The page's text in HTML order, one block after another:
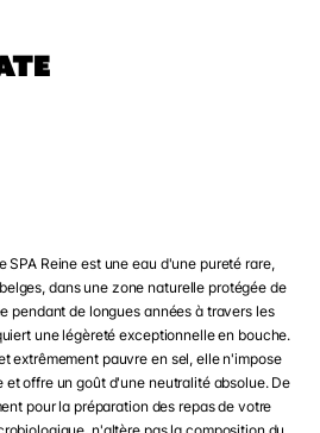
SPA Reine est une eau d'une pureté rare,
dans une zone naturelle protégée de
pendant de longues années à travers les
une légèreté exceptionnelle en bouche.
extrêmement pauvre en sel, elle n'impose
offre un goût d'une neutralité absolue. De
pour la préparation des repas de votre